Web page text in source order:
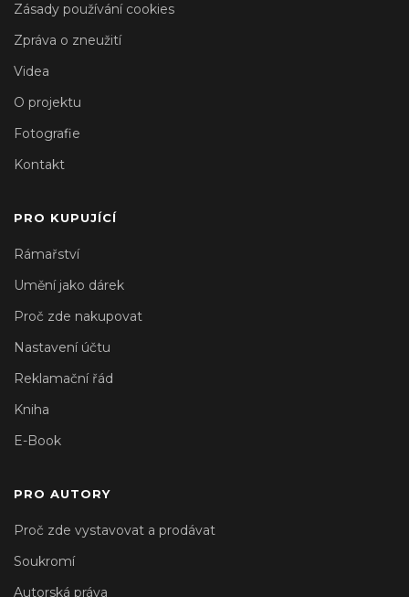
Zásady používání cookies
Zpráva o zneužití
Videa
O projektu
Fotografie
Kontakt
PRO KUPUJÍCÍ
Rámařství
Umění jako dárek
Proč zde nakupovat
Nastavení účtu
Reklamační řád
Kniha
E-Book
PRO AUTORY
Proč zde vystavovat a prodávat
Soukromí
Autorská práva